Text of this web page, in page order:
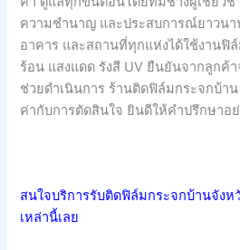
ความชำนาญ และประสบการณ์ยาวน
อาคาร และสถานที่ทุกแห่งได้ใช้งาน
ร้อน แสงแดด รังสี UV ยืนยันจากลูกค้
ช่วยดำเนินการ ร้านติดฟิล์มกระจกบ้า
ค่ากับการตัดสินใจ ยินดีให้คำปรึกษาอ
สนใจบริการรับติดฟิล์มกระจกบ้านจัง
เหล่านี้เลย